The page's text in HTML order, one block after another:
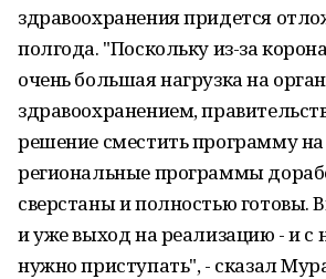
здравоохранения придется
полгода. "Поскольку из-за
очень большая нагрузка на
здравоохранением,
решение сместить программу
региональные программы
сверстаны и полностью готовы.
и уже выход на реализацию - и с
нужно приступать", - сказал